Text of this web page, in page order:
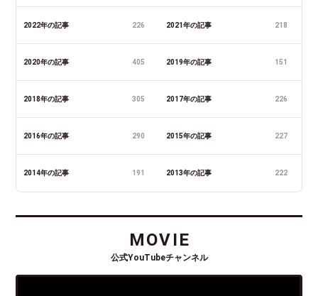
2022年の記事 226 2021年の記事 218
2020年の記事 405 2019年の記事 151
2018年の記事 305 2017年の記事 226
2016年の記事 290 2015年の記事 227
2014年の記事 191 2013年の記事 222
MOVIE
公式YouTubeチャンネル